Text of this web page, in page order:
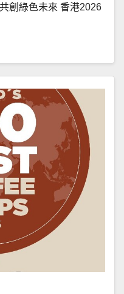
創綠色未來 香港2026